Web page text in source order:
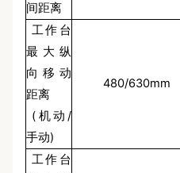
间距离
工作台
最大纵
向移动
距离
480/630mm
(机动/
手动)
工作台